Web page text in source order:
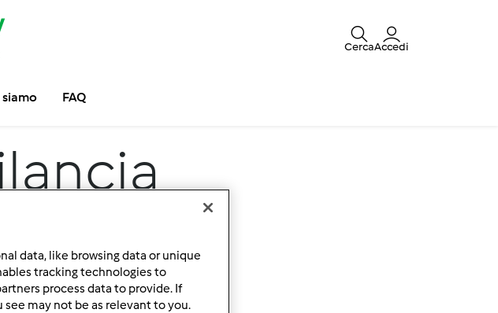
CercaAccedi
siamo FAQ
data, like browsing data or unique
tracking technologies to
process data to provide. If
may not be as relevant to you.